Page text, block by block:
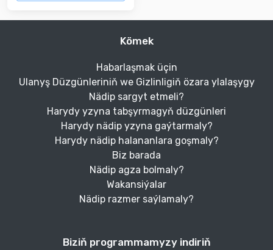
Kömek
Habarlaşmak üçin
Ulanyş Düzgünleriniň we Gizlinligiň özara ylalaşygy
Nädip sargyt etmeli?
Harydy yzyna tabşyrmagyň düzgünleri
Harydy nädip yzyna gaýtarmaly?
Harydy nädip halananlara goşmaly?
Biz barada
Nädip agza bolmaly?
Wakansiýalar
Nädip razmer saýlamaly?
Biziň programmamyzy indiriň